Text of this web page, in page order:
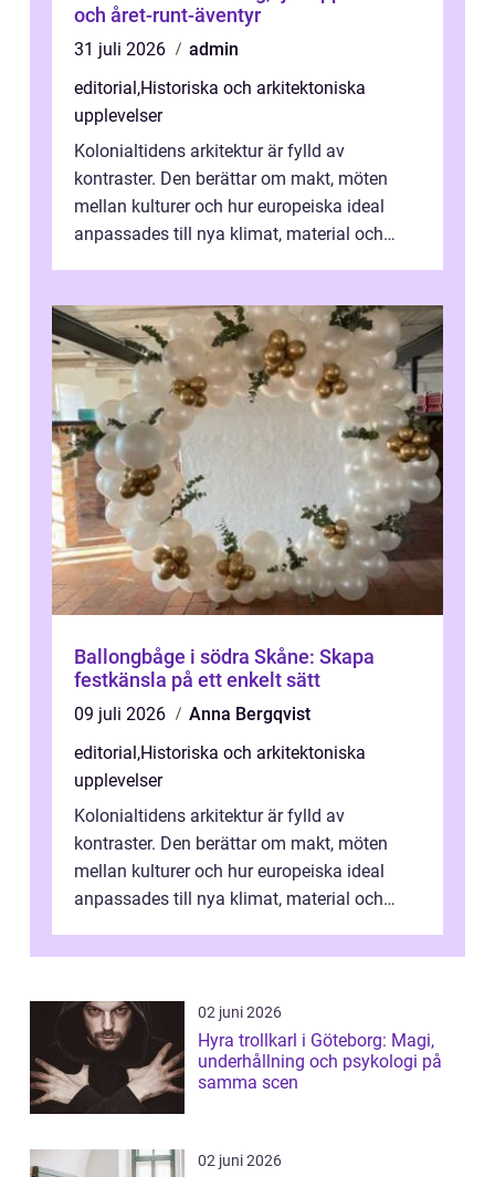
och året-runt-äventyr
31 juli 2026
admin
editorial,Historiska och arkitektoniska
upplevelser
Kolonialtidens arkitektur är fylld av
kontraster. Den berättar om makt, möten
mellan kulturer och hur europeiska ideal
anpassades till nya klimat, material och
Ballongbåge i södra Skåne: Skapa
festkänsla på ett enkelt sätt
09 juli 2026
Anna Bergqvist
editorial,Historiska och arkitektoniska
upplevelser
Kolonialtidens arkitektur är fylld av
kontraster. Den berättar om makt, möten
mellan kulturer och hur europeiska ideal
anpassades till nya klimat, material och
02 juni 2026
Hyra trollkarl i Göteborg: Magi,
underhållning och psykologi på
samma scen
02 juni 2026